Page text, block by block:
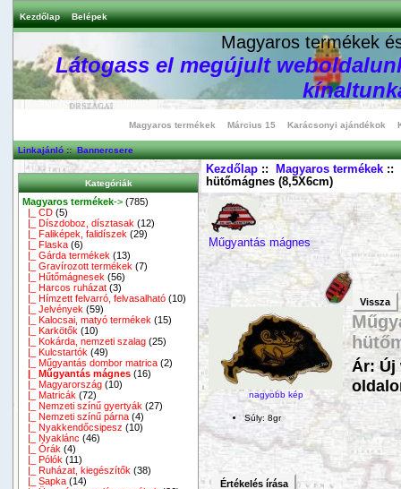
Kezdőlap Belépek
Magyaros termékek
Látogass el megújult
Magyaros termékek Március 15 Karácsonyi ajándékok
Linkajánló::Bannercsere
Kategóriák
Magyaros termékek-> (785)
|_ CD (5)
|_ Díszdoboz, dísztasak (12)
|_ Faliképek, falidíszek (29)
|_ Flaska (6)
|_ Gárda termékek (13)
|_ Gravírozott termékek (7)
|_ Hűtőmágnesek (56)
|_ Harcos ruházat (3)
|_ Hímzett felvarró, felvasalható (10)
|_ Jelvények (59)
|_ Kalocsai, matyó termékek (15)
|_ Karkötők (10)
|_ Kokárda, nemzeti szalag (25)
|_ Kulcstartók (49)
|_ Műgyantás dombor matrica (2)
|_ Műgyantás mágnes (16)
|_ Magyarország (10)
|_ Matricák (72)
|_ Nemzeti színű gyertyák (27)
|_ Nemzeti színű párna (4)
|_ Nyakkendőcsipesz (10)
|_ Nyaklánc (46)
|_ Órák (4)
|_ Pólók (11)
|_ Ruházat, kiegészítők (38)
|_ Sapka (14)
Kezdőlap:: Magyaros termékek::
hütőmágnes (8,5X6cm)
Műgyantás mágnes
Vissza
nagyobb kép
Ár: Új
Súly: 8gr
Értékelés írása